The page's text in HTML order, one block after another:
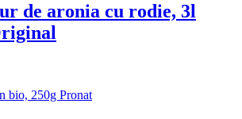
de aronia cu rodie, 3l